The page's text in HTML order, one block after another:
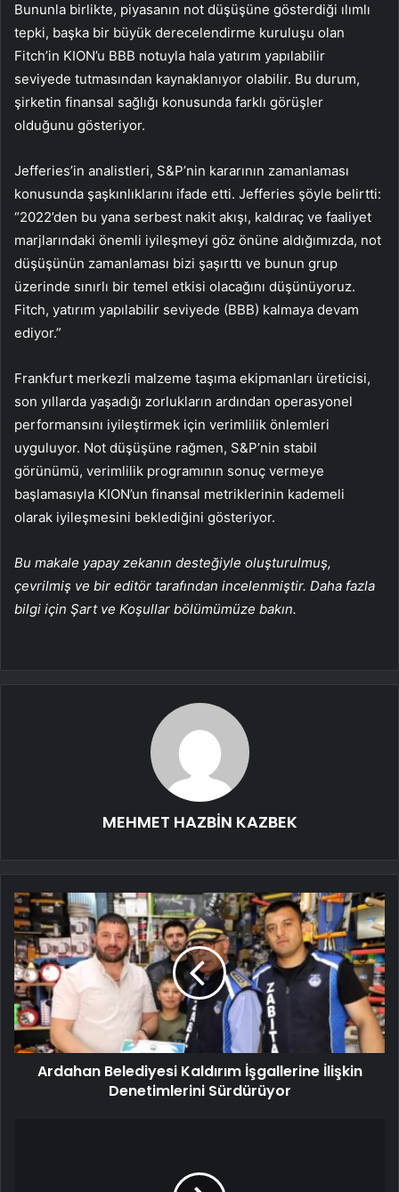
Bununla birlikte, piyasanın not düşüşüne gösterdiği ılımlı
tepki, başka bir büyük derecelendirme kuruluşu olan
Fitch’in KION’u BBB notuyla hala yatırım yapılabilir
seviyede tutmasından kaynaklanıyor olabilir. Bu durum,
şirketin finansal sağlığı konusunda farklı görüşler
olduğunu gösteriyor.
Jefferies’in analistleri, S&P’nin kararının zamanlaması
konusunda şaşkınlıklarını ifade etti. Jefferies şöyle belirtti:
“2022’den bu yana serbest nakit akışı, kaldıraç ve faaliyet
marjlarındaki önemli iyileşmeyi göz önüne aldığımızda, not
düşüşünün zamanlaması bizi şaşırttı ve bunun grup
üzerinde sınırlı bir temel etkisi olacağını düşünüyoruz.
Fitch, yatırım yapılabilir seviyede (BBB) kalmaya devam
ediyor.”
Frankfurt merkezli malzeme taşıma ekipmanları üreticisi,
son yıllarda yaşadığı zorlukların ardından operasyonel
performansını iyileştirmek için verimlilik önlemleri
uyguluyor. Not düşüşüne rağmen, S&P’nin stabil
görünümü, verimlilik programının sonuç vermeye
başlamasıyla KION’un finansal metriklerinin kademeli
olarak iyileşmesini beklediğini gösteriyor.
Bu makale yapay zekanın desteğiyle oluşturulmuş,
çevrilmiş ve bir editör tarafından incelenmiştir. Daha fazla
bilgi için Şart ve Koşullar bölümümüze bakın.
MEHMET HAZBİN KAZBEK
Ardahan Belediyesi Kaldırım İşgallerine İlişkin
Denetimlerini Sürdürüyor